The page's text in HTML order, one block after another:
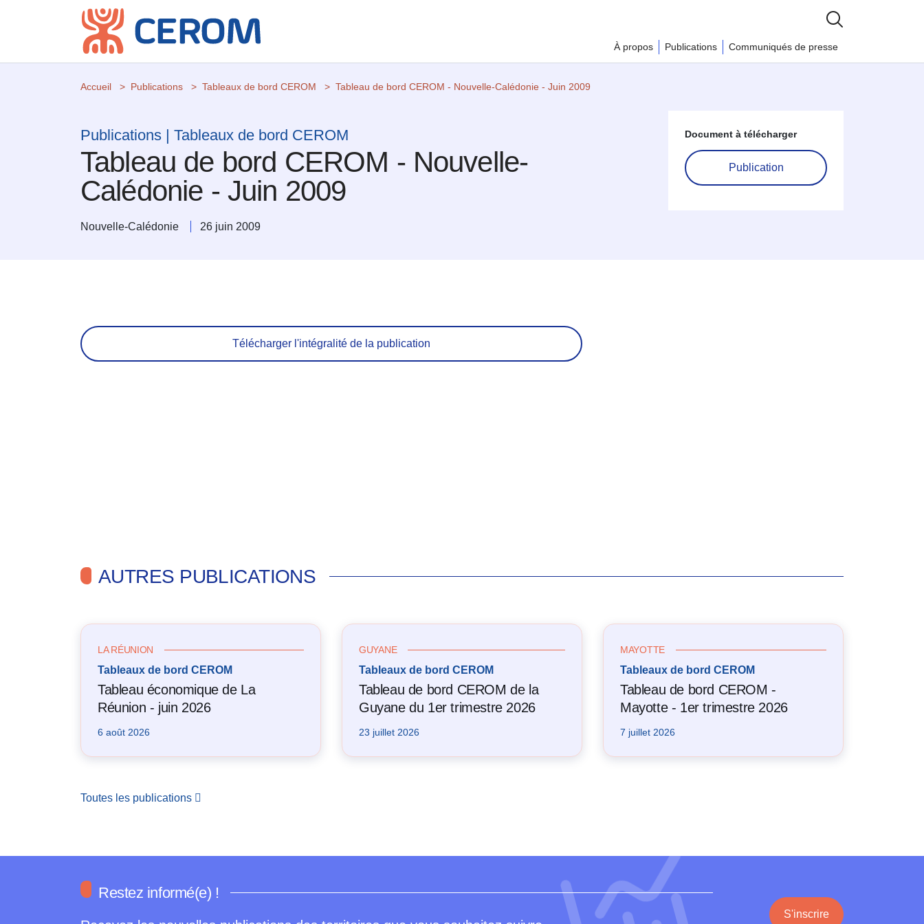
À propos Publications Communiqués de presse
Accueil Publications Tableaux de bord CEROM Tableau de bord CEROM - Nouvelle-Calédonie - Juin 2009
Publications | Tableaux de bord CEROM
Tableau de bord CEROM - Nouvelle-
Calédonie - Juin 2009
Nouvelle-Calédonie 26 juin 2009
Document à télécharger
Publication
Télécharger l'intégralité de la publication
AUTRES PUBLICATIONS
LA RÉUNION
Tableaux de bord CEROM
Tableau économique de La
Réunion - juin 2026
6 août 2026
GUYANE
Tableaux de bord CEROM
Tableau de bord CEROM de la
Guyane du 1er trimestre 2026
23 juillet 2026
MAYOTTE
Tableaux de bord CEROM
Tableau de bord CEROM -
Mayotte - 1er trimestre 2026
7 juillet 2026
Toutes les publications
Restez informé(e) !
S'inscrire